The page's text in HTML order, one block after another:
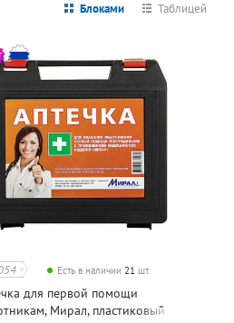
Блоками Таблицей
Есть в наличии21 шт.
для первой помощи
Мирал, пластиковый